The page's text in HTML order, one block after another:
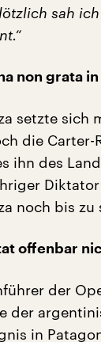
sah
non grata
setzte sich
die Carter-
ihn des
noch bis zu
offenbar
der
der
in